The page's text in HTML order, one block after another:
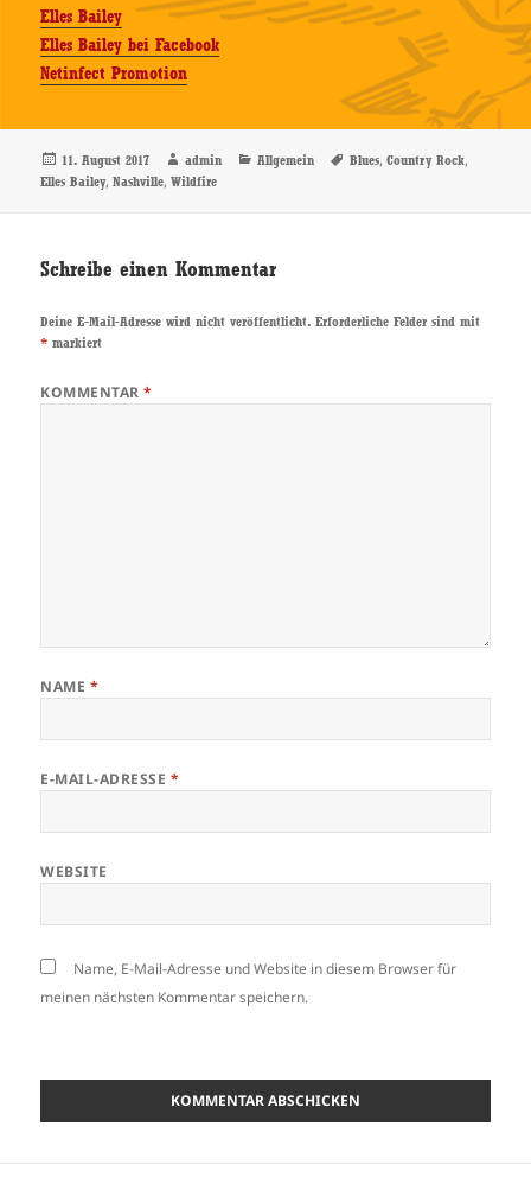
Elles Bailey
Elles Bailey bei Facebook
Netinfect Promotion
Veröffentlicht
am
11. August 2017 Autor
admin Kategorien
Allgemein Schlagwörter
Blues,Country Rock,
Elles Bailey,Nashville,Wildfire
Schreibe einen Kommentar
Deine E-Mail-Adresse wird nicht veröffentlicht. Erforderliche Felder sind mit
* markiert
KOMMENTAR*
NAME *
E-MAIL-ADRESSE *
WEBSITE
Name, E-Mail-Adresse und Website in diesem Browser für
meinen nächsten Kommentar speichern.